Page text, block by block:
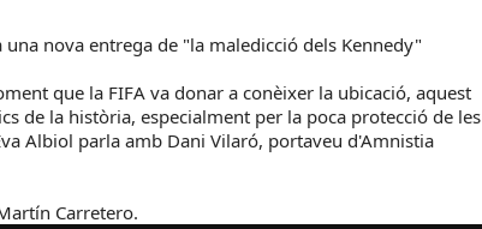
nova entrega de "la maledicció dels Kennedy"
que la FIFA va donar a conèixer la ubicació, aquest
de la història, especialment per la poca protecció de les
Albiol parla amb Dani Vilaró, portaveu d'Amnistia
Carretero.